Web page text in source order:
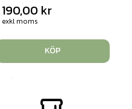
190,00 kr
exkl moms
KÖP